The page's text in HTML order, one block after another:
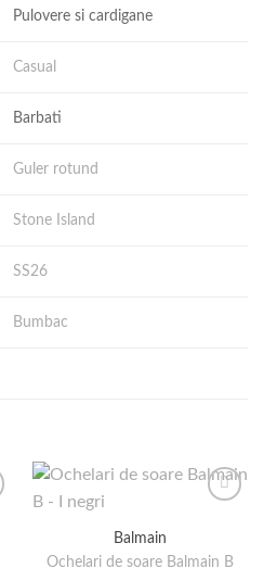
Pulovere si cardigane
Casual
Barbati
Guler rotund
Stone Island
SS26
Bumbac
Balmain
Ochelari de soare Balmain B